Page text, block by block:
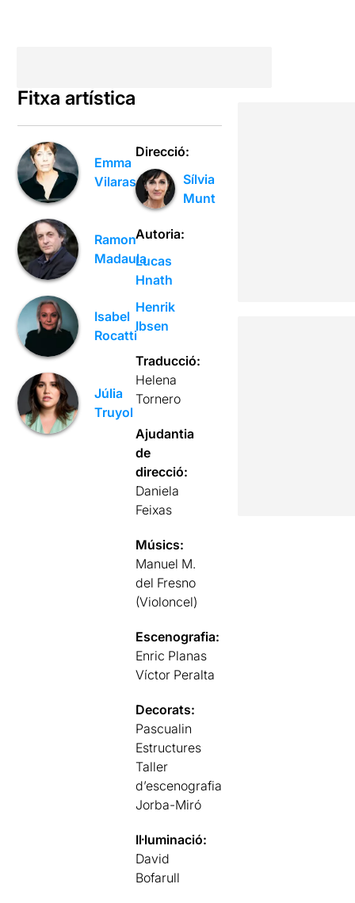
Fitxa artística
Emma
Vilarasau
Ramon
Madaula
Isabel
Rocatti
Júlia
Truyol
Direcció:
Sílvia
Munt
Autoria:
Lucas
Hnath
Henrik
Ibsen
Traducció:
Helena
Tornero
Ajudantia
de
direcció:
Daniela
Feixas
Músics:
Manuel M.
del Fresno
(Violoncel)
Escenografia:
Enric Planas
Víctor Peralta
Decorats:
Pascualin
Estructures
Taller
d’escenografia
Jorba-Miró
Il·luminació:
David
Bofarull